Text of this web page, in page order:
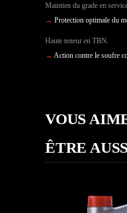
Maintien du grade en
→ Protection optimale du
Haute teneur en TBN.
→ Action contre le soufre
VOUS
ÊTRE